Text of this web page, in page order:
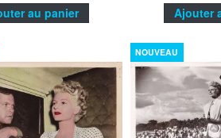
au panier Ajouter
NOUVEAU